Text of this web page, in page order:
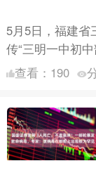
5月5日，福建省
传“三明一中初
语”相关信息，
查看： 190